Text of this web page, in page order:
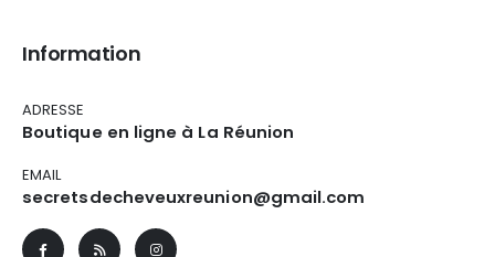
Information
ADRESSE
Boutique en ligne à La Réunion
EMAIL
secretsdecheveuxreunion@gmail.com